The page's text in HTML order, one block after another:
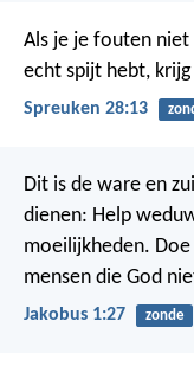
Als je je fouten
echt spijt hebt, krijg
Spreuken 28:13
Dit is de ware en
dienen: Help
moeilijkheden.
mensen die God
Jakobus 1:27 zonde